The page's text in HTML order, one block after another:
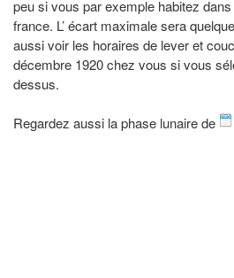
peu si vous par exemple habitez dans
france. L’ écart maximale sera
aussi voir les horaires de lever et
décembre 1920 chez vous si vous
dessus.
Regardez aussi la phase lunaire de